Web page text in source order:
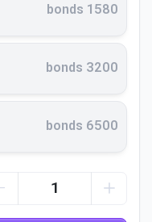
1580 bonds
3200 bonds
6500 bonds